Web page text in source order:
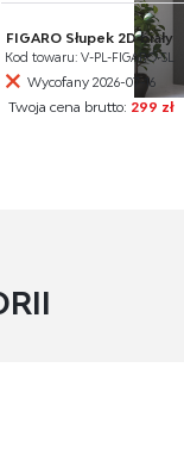
FIGARO Słupek 2D biały
Kod towaru: V-PL-FIGARO-SL
Wycofany 2026-07-16
Twoja cena brutto: 299 zł